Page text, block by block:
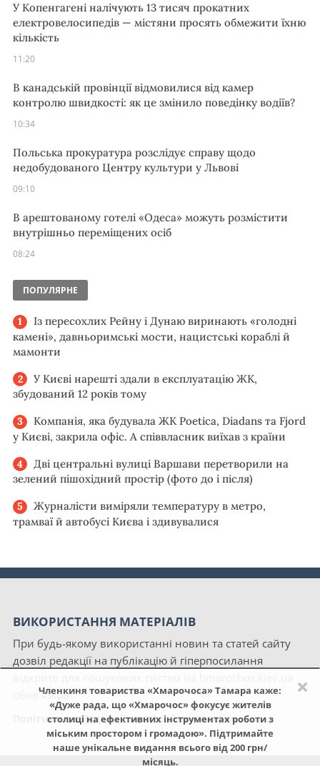
×
Членкиня товариства «Хмарочоса» Тамара каже:
«Дуже рада, що «Хмарочос» фокусує жителів
столиці на ефективних інструментах роботи з
міським простором і громадою». Підтримайте
наше унікальне видання всього від 200 грн/
місяць.
У Копенгагені налічують 13 тисяч прокатних
електровелосипедів — містяни просять обмежити їхню
кількість
11:20
В канадській провінції відмовилися від камер
контролю швидкості: як це змінило поведінку водіїв?
10:34
Польська прокуратура розслідує справу щодо
недобудованого Центру культури у Львові
09:10
В арештованому готелі «Одеса» можуть розмістити
внутрішньо переміщених осіб
08:24
ПОПУЛЯРНЕ
Із пересохлих Рейну і Дунаю виринають «голодні
камені», давньоримські мости, нацистські кораблі й
мамонти
У Києві нарешті здали в експлуатацію ЖК,
збудований 12 років тому
Компанія, яка будувала ЖК Poetica, Diadans та Fjord
у Києві, закрила офіс. А співвласник виїхав з країни
Дві центральні вулиці Варшави перетворили на
зелений пішохідний простір (фото до і після)
Журналісти виміряли температуру в метро,
трамваї й автобусі Києва і здивувалися
ВИКОРИСТАННЯ МАТЕРІАЛІВ
При будь-якому використанні новин та статей сайту
дозвіл редакції на публікацію й гіперпосилання
обов'язкові.
Політика конфіденційності сайту «Хмарочос»